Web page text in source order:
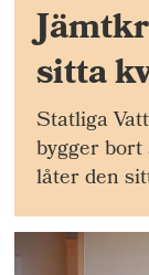
sitta
Statliga
bygger
låter den